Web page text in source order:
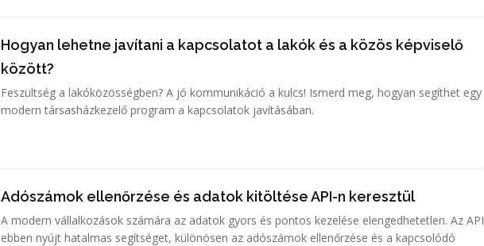
Hogyan lehetne javítani a kapcsolatot a lakók és a közös képviselő
között?
Feszültség a lakóközösségben? A jó kommunikáció a kulcs! Ismerd meg, hogyan segíthet egy
modern társasházkezelő program a kapcsolatok javításában.
Adószámok ellenőrzése és adatok kitöltése API-n keresztül
A modern vállalkozások számára az adatok gyors és pontos kezelése elengedhetetlen. Az API
ebben nyújt hatalmas segítséget, különösen az adószámok ellenőrzése és a kapcsolódó